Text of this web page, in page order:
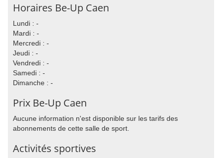
Horaires Be-Up Caen
Lundi : -
Mardi : -
Mercredi : -
Jeudi : -
Vendredi : -
Samedi : -
Dimanche : -
Prix Be-Up Caen
Aucune information n'est disponible sur les tarifs des
abonnements de cette salle de sport.
Activités sportives